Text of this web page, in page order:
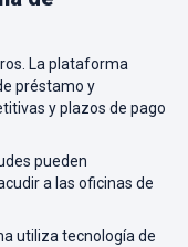
La plataforma
préstamo y
y plazos de pago
pueden
a las oficinas de
utiliza tecnología de